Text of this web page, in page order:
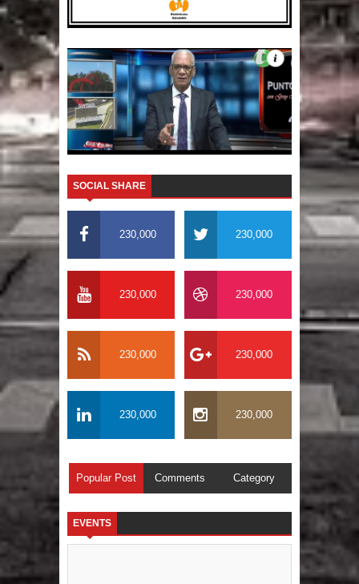
SOCIAL SHARE
230,000 230,000
230,000 230,000
230,000 230,000
230,000 230,000
Popular Post Comments Category
EVENTS